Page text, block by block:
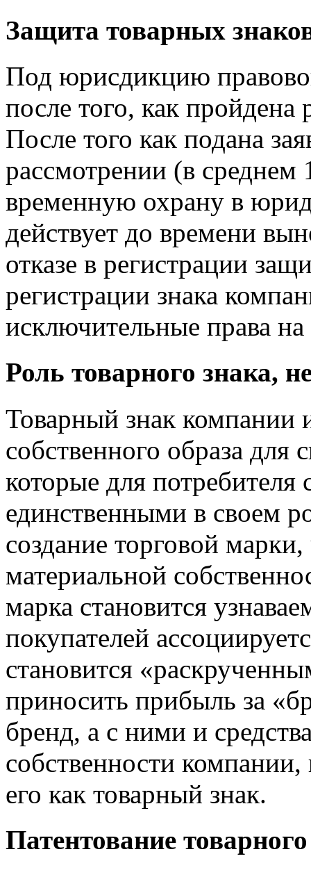
Защита товарных
Под юрисдикцию
после того, как пройдена
После того как подана
рассмотрении (в среднем
временную охрану в
действует до времени
отказе в регистрации
регистрации знака
исключительные права на
Роль товарного знака,
Товарный знак компании
собственного образа для
которые для
единственными в своем
создание торговой
материальной
марка становится
покупателей
становится
приносить прибыль за
бренд, а с ними и
собственности компании,
его как товарный знак.
Патентование